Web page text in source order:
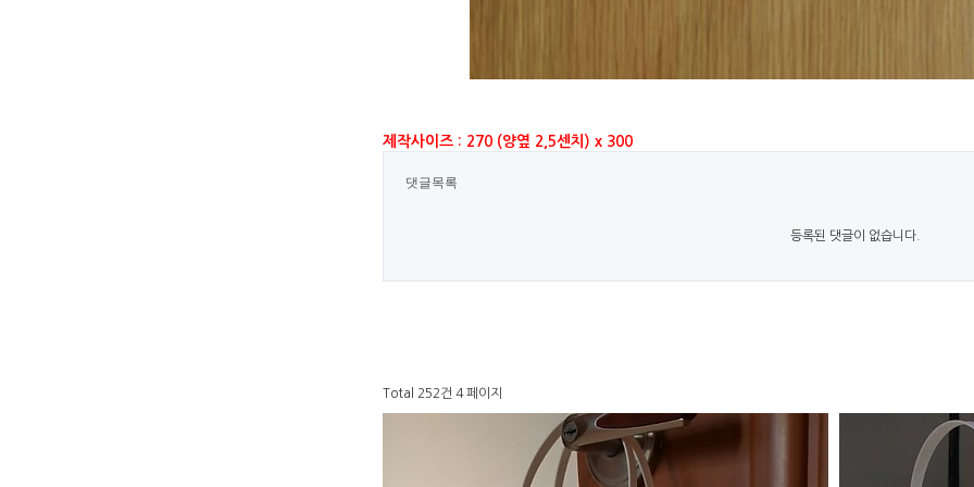
제작사이즈 : 270 (양옆 2,5센치) x 300
댓글목록
등록된 댓글이 없습니다.
Total 252건 4 페이지